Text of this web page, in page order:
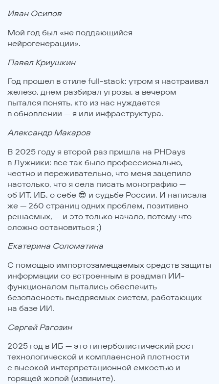
Иван Осипов
Мой год был «не поддающийся
нейрогенерации».
Павел Криушкин
Год прошел в стиле full-stack: утром я настраивал
железо, днем разбирал угрозы, а вечером
пытался понять, кто из нас нуждается
в обновлении — я или инфраструктура.
Александр Макаров
В 2025 году я второй раз пришла на РHDays
в Лужники: все так было профессионально,
честно и переживательно, что меня зацепило
настолько, что я села писать монографию —
об ИТ, ИБ, о себе 😎 и судьбе России. И написала
же — 260 страниц одних проблем, позитивно
решаемых, — и это только начало, потому что
сложно остановиться ;)
Екатерина Соломатина
С помощью импортозамещаемых средств защиты
информации со встроенным в роадмап ИИ-
функционалом пытались обеспечить
безопасность внедряемых систем, работающих
на базе ИИ.
Сергей Рагозин
2025 год в ИБ — это гиперболистический рост
технологической и комплаенсной плотности
с высокой интерпретационной емкостью и
горящей жопой (извините).